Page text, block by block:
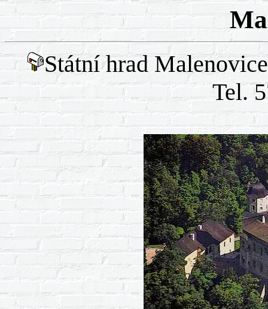
Státní hrad
Tel.